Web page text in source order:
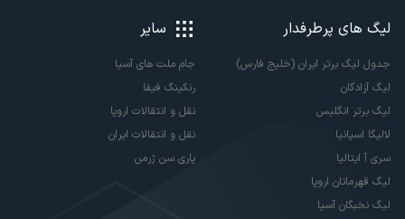
لیگ های پرطرفدار
جدول لیگ برتر ایران (خلیج فارس)
لیگ آزادگان
لیگ برتر انگلیس
لالیگا اسپانیا
سری آ ایتالیا
لیگ قهرمانان اروپا
لیگ نخبگان آسیا
سایر
جام ملت های آسیا
رنکینگ فیفا
نقل و انتقالات اروپا
نقل و انتقالات ایران
پاری سن ژرمن